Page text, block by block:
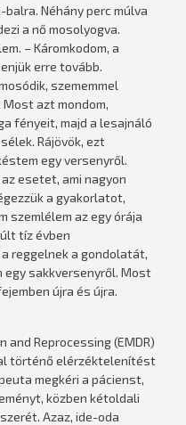
Néhány perc múlva
a nő mosolyogva.
– Káromkodom, a
erre tovább.
szememmel
azt mondom,
fényeit, majd a lesajnáló
Rájövök, ezt
egy versenyről.
esetet, ami nagyon
a gyakorlatot,
szemlélem az egy órája
tíz évben
reggelnek a gondolatát,
egy sakkversenyről. Most
újra és újra.
Reprocessing (EMDR)
történő elérzéktelenítést
megkéri a pácienst,
közben kétoldali
Azaz, ide-oda